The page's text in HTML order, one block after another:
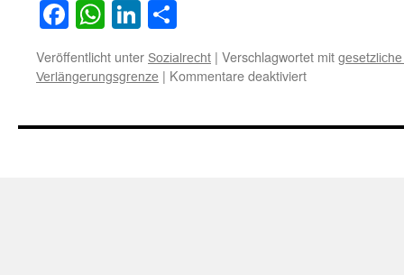
Facebook
WhatsApp
LinkedIn
Veröffentlicht unter Sozialrecht | Verschlagwortet mit
Verlängerungsgrenze | Kommentare deaktiviertfür
der